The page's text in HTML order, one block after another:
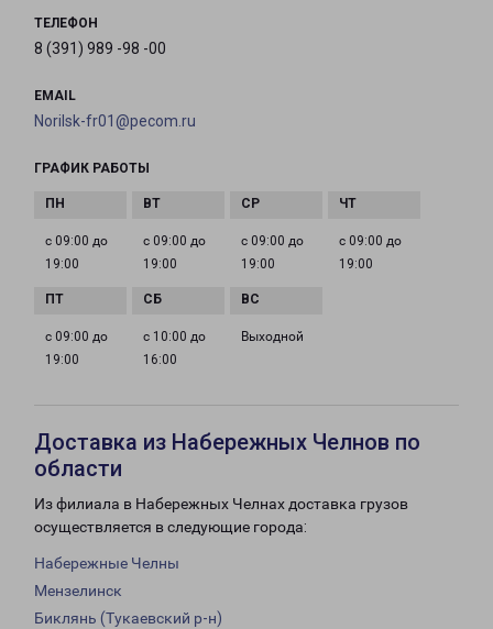
ТЕЛЕФОН
8 (391) 989 -98 -00
EMAIL
Norilsk-fr01@pecom.ru
ГРАФИК РАБОТЫ
с 09:00 до
19:00
с 09:00 до
19:00
с 09:00 до
19:00
с 09:00 до
19:00
с 09:00 до
19:00
с 10:00 до
16:00
Выходной
Доставка из Набережных Челнов по
области
Из филиала в Набережных Челнах доставка грузов
осуществляется в следующие города:
Набережные Челны
Мензелинск
Биклянь (Тукаевский р-н)